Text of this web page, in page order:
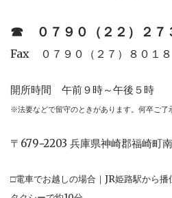
☎︎ ０７９０（２２）２７
Fax ０７９０（２７）８０１８
開所時間 午前９時～午後５時
※法要などで留守のときがあります。何卒ご了
〒679−2203 兵庫県神崎郡福崎町
□電車でお越しの場合｜JR姫路駅から播